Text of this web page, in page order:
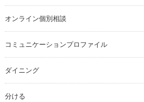
オンライン個別相談
コミュニケーションプロファイル
ダイニング
分ける